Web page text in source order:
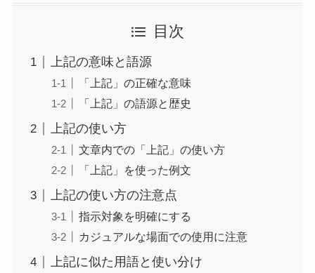
目次
上記の意味と語源
「上記」の正確な意味
「上記」の語源と歴史
上記の使い方
文章内での「上記」の使い方
「上記」を使った例文
上記の使い方の注意点
指示対象を明確にする
カジュアルな場面での使用に注意
上記に似た用語と使い分け